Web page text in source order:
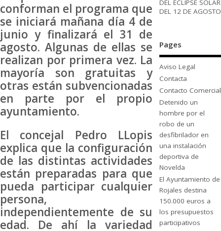
conforman el programa que
se iniciará mañana día 4 de
junio y finalizará el 31 de
agosto. Algunas de ellas se
realizan por primera vez. La
mayoría son gratuitas y
otras están subvencionadas
en parte por el propio
ayuntamiento.
El concejal Pedro LLopis
explica que la configuración
de las distintas actividades
están preparadas para que
pueda participar cualquier
persona,
independientemente de su
edad. De ahí la variedad
DEL ECLIPSE SOLAR
DEL 12 DE AGOSTO
Pages
Aviso Legal
Contacta
Contacto Comercial
Detenido un
hombre por el
robo de un
desfibrilador en
una instalación
deportiva de
Novelda
El Ayuntamiento de
Rojales destina
150.000 euros a
los presupuestos
participativos